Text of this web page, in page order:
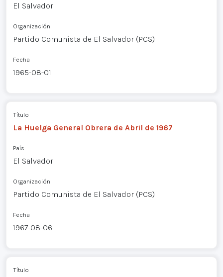
El Salvador
Organización
Partido Comunista de El Salvador (PCS)
Fecha
1965-08-01
Título
La Huelga General Obrera de Abril de 1967
País
El Salvador
Organización
Partido Comunista de El Salvador (PCS)
Fecha
1967-08-06
Título